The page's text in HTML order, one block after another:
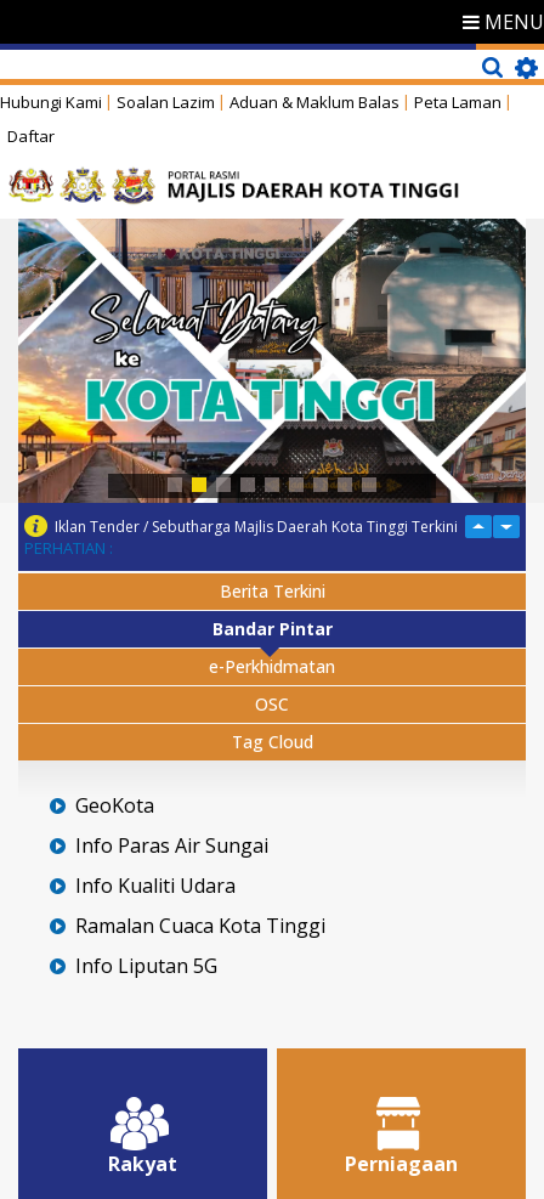
MENU
Hubungi Kami Soalan Lazim Aduan & Maklum Balas
Peta Laman
Daftar
PERHATIAN :
Iklan Tender / Sebutharga Majlis Daerah Kota Tinggi Terkini
Berita Terkini
Bandar Pintar
e-Perkhidmatan
OSC
Tag Cloud
GeoKota
Info Paras Air Sungai
Info Kualiti Udara
Ramalan Cuaca Kota Tinggi
Info Liputan 5G
Rakyat Perniagaan